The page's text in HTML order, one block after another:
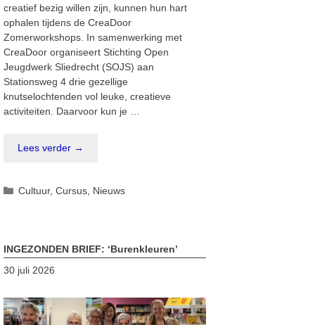
creatief bezig willen zijn, kunnen hun hart
ophalen tijdens de CreaDoor
Zomerworkshops. In samenwerking met
CreaDoor organiseert Stichting Open
Jeugdwerk Sliedrecht (SOJS) aan
Stationsweg 4 drie gezellige
knutselochtenden vol leuke, creatieve
activiteiten. Daarvoor kun je …
Lees verder →
Categorieën
Cultuur,Cursus Nieuws
INGEZONDEN BRIEF: ‘Burenkleuren’
30 juli 2026